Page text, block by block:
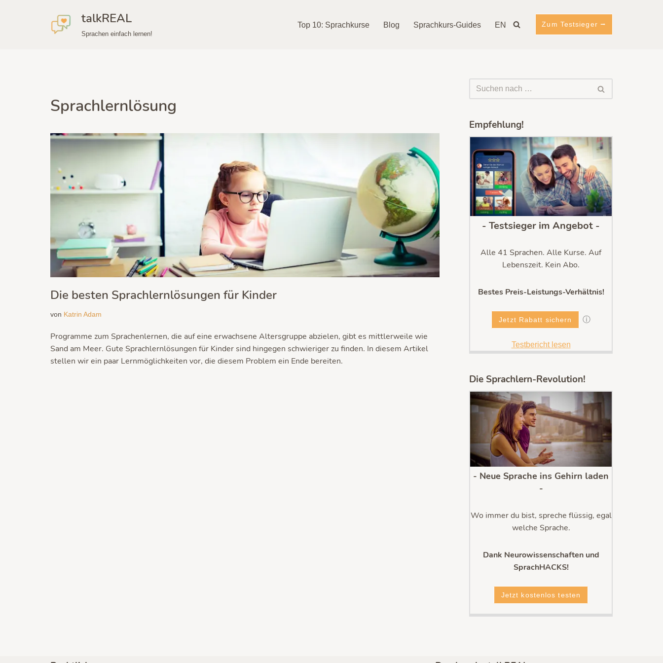
talkREAL
Sprachen einfach lernen!
Top 10: Sprachkurse Blog Sprachkurs-Guides EN Zum Testsieger ⭢
Sprachlernlösung
Die besten Sprachlernlösungen für Kinder
von Katrin Adam
Programme zum Sprachenlernen, die auf eine erwachsene Altersgruppe abzielen, gibt es mittlerweile wie
Sand am Meer. Gute Sprachlernlösungen für Kinder sind hingegen schwieriger zu finden. In diesem Artikel
stellen wir ein paar Lernmöglichkeiten vor, die diesem Problem ein Ende bereiten.
Empfehlung!
- Testsieger im Angebot -
Alle 41 Sprachen. Alle Kurse. Auf
Lebenszeit. Kein Abo.
Bestes Preis-Leistungs-Verhältnis!
Jetzt Rabatt sichern ⓘ
Testbericht lesen
Die Sprachlern-Revolution!
- Neue Sprache ins Gehirn laden
-
Wo immer du bist, spreche flüssig, egal
welche Sprache.
Dank Neurowissenschaften und
SprachHACKS!
Jetzt kostenlos testen